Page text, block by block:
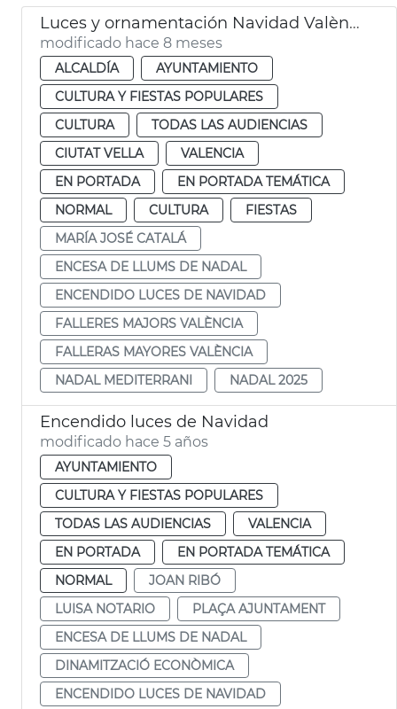
Luces y ornamentación Navidad València 2025
modificado hace 8 meses
ALCALDÍA
AYUNTAMIENTO
CULTURA Y FIESTAS POPULARES
CULTURA
TODAS LAS AUDIENCIAS
CIUTAT VELLA
VALENCIA
EN PORTADA
EN PORTADA TEMÁTICA
NORMAL
CULTURA
FIESTAS
MARÍA JOSÉ CATALÁ
ENCESA DE LLUMS DE NADAL
ENCENDIDO LUCES DE NAVIDAD
FALLERES MAJORS VALÈNCIA
FALLERAS MAYORES VALÈNCIA
NADAL MEDITERRANI
NADAL 2025
Encendido luces de Navidad
modificado hace 5 años
AYUNTAMIENTO
CULTURA Y FIESTAS POPULARES
TODAS LAS AUDIENCIAS
VALENCIA
EN PORTADA
EN PORTADA TEMÁTICA
NORMAL
JOAN RIBÓ
LUISA NOTARIO
PLAÇA AJUNTAMENT
ENCESA DE LLUMS DE NADAL
DINAMITZACIÓ ECONÒMICA
ENCENDIDO LUCES DE NAVIDAD